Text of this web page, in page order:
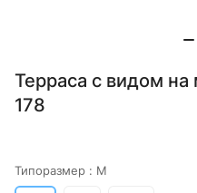
Терраса с видом на
178
Типоразмер : M